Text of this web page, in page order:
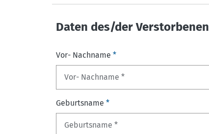
Daten des/der Verstorbenen
Vor- Nachname *
Geburtsname *